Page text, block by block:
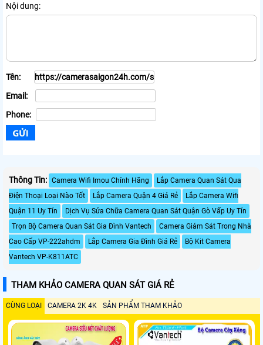
Nội dung:
Tên:
Email:
Phone:
Thông Tin: Camera Wifi Imou Chính Hãng
Lắp Camera Quan Sát Qua
Điện Thoại Loại Nào Tốt
Lắp Camera Quận 4 Giá Rẻ
Lắp Camera Wifi
Quận 11 Uy Tín
Dịch Vụ Sửa Chữa Camera Quan Sát Quận Gò Vấp Uy Tín
Trọn Bộ Camera Quan Sát Gia Đình Vantech
Camera Giám Sát Trong Nhà
Cao Cấp VP-222ahdm
Lắp Camera Gia Đình Giá Rẻ
Bộ Kit Camera
Vantech VP-K811ATC
THAM KHẢO CAMERA QUAN SÁT GIÁ RẺ
CÙNG LOẠI CAMERA 2K 4K SẢN PHẨM THAM KHẢO